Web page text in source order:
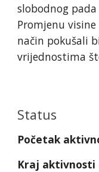
slobodnog
Promjenu
način pokušali
vrijednostima
Status
Početak
Kraj aktivnosti